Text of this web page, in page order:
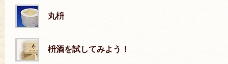
丸枡
枡酒を試してみよう！